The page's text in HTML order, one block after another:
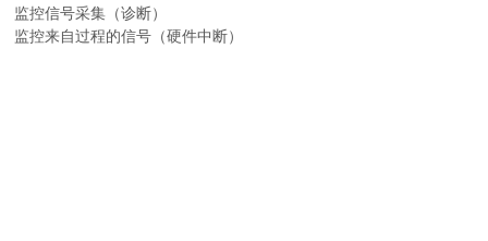
监控信号采集（诊断）
监控来自过程的信号（硬件中断）